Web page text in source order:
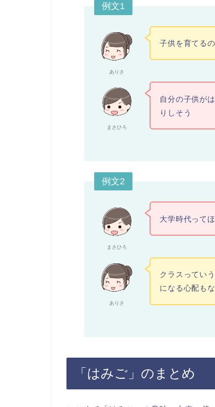
例文1
ありさ
子供を育てる
まさひろ
自分の子供が
りしそう
例文2
まさひろ
大学時代って
ありさ
クラスってい
になる心配も
「はみご」のまとめ